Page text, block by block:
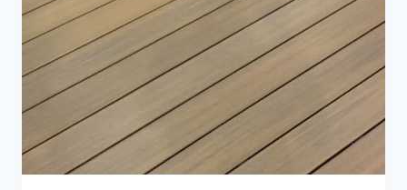
LE
MEILLEUR
CHOIX
POUR
VOTRE
MAISON
?